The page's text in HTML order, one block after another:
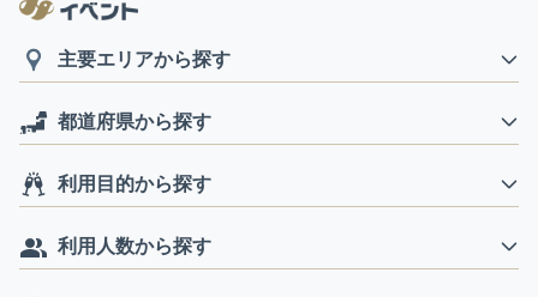
主要エリアから探す
都道府県から探す
利用目的から探す
利用人数から探す